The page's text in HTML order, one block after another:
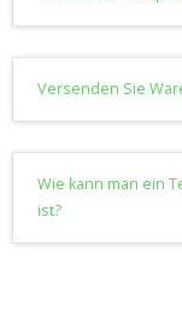
Versenden Sie
Wie kann man ein
ist?